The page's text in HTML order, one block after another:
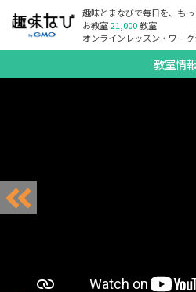
趣味とまなびで毎日を、もっ
お教室21,000教室
オンラインレッスン・ワー
教室情